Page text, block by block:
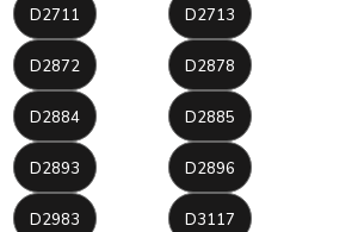
D2711 D2713
D2872 D2878
D2884 D2885
D2893 D2896
D2983 D3117